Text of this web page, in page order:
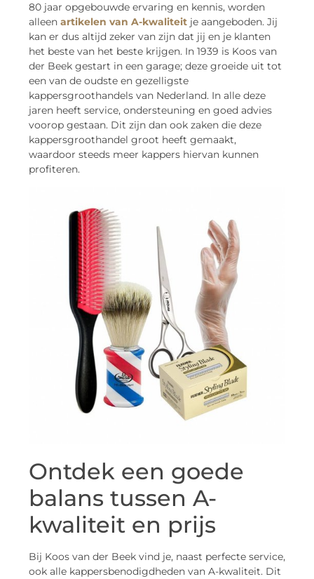
80 jaar opgebouwde ervaring en kennis, worden
alleen artikelen van A-kwaliteit je aangeboden. Jij
kan er dus altijd zeker van zijn dat jij en je klanten
het beste van het beste krijgen. In 1939 is Koos van
der Beek gestart in een garage; deze groeide uit tot
een van de oudste en gezelligste
kappersgroothandels van Nederland. In alle deze
jaren heeft service, ondersteuning en goed advies
voorop gestaan. Dit zijn dan ook zaken die deze
kappersgroothandel groot heeft gemaakt,
waardoor steeds meer kappers hiervan kunnen
profiteren.
Ontdek een goede
balans tussen A-
kwaliteit en prijs
Bij Koos van der Beek vind je, naast perfecte service,
ook alle kappersbenodigdheden van A-kwaliteit. Dit